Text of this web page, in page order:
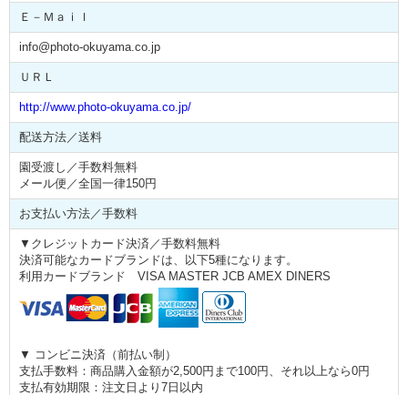
Ｅ－Ｍａｉｌ
info@photo-okuyama.co.jp
ＵＲＬ
http://www.photo-okuyama.co.jp/
配送方法／送料
園受渡し／手数料無料
メール便／全国一律150円
お支払い方法／手数料
▼クレジットカード決済／手数料無料
決済可能なカードブランドは、以下5種になります。
利用カードブランド VISA MASTER JCB AMEX DINERS
▼ コンビニ決済（前払い制）
支払手数料：商品購入金額が2,500円まで100円、 それ以上なら0円
支払有効期限：注文日より7日以内